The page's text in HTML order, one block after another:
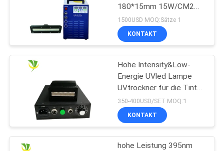
180*15mm 15W/CM2
395nm
1500USD MOQ:Sätze 1
KONTAKT
Hohe Intensity&Low-
Energie UVled Lampe
UVtrockner für die Tinte
kurierend kuriert
350-400USD/SET MOQ:1
KONTAKT
hohe Leistung 395nm